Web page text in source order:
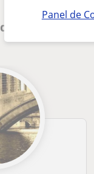
Panel de
Italiano en